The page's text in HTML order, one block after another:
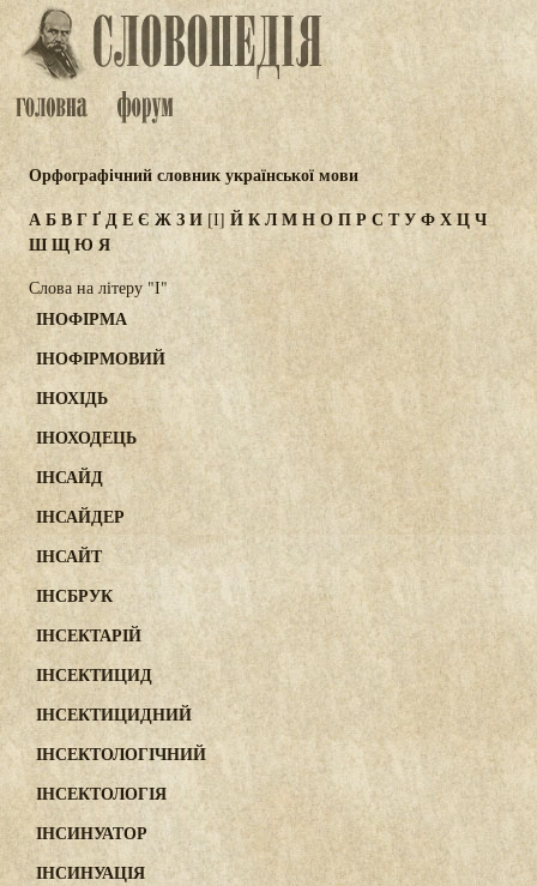
Орфографічний словник української мови
АБВГҐДЕЄ ЖЗИ [І] ЙКЛМНОПР СТУФХЦЧ
ШЩЮЯ
Слова на літеру "І"
ІНОФІРМА
ІНОФІРМОВИЙ
ІНОХІДЬ
ІНОХОДЕЦЬ
ІНСАЙД
ІНСАЙДЕР
ІНСАЙТ
ІНСБРУК
ІНСЕКТАРІЙ
ІНСЕКТИЦИД
ІНСЕКТИЦИДНИЙ
ІНСЕКТОЛОГІЧНИЙ
ІНСЕКТОЛОГІЯ
ІНСИНУАТОР
ІНСИНУАЦІЯ